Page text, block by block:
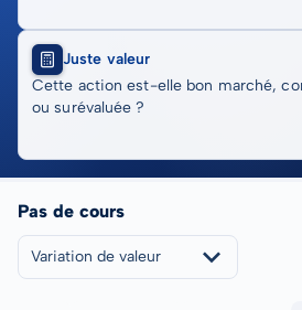
Juste valeur
Cette action est-elle bon marché,
ou surévaluée ?
Pas de cours
Variation de valeur